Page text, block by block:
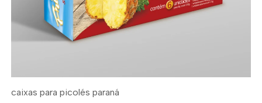
caixas para picolés paraná